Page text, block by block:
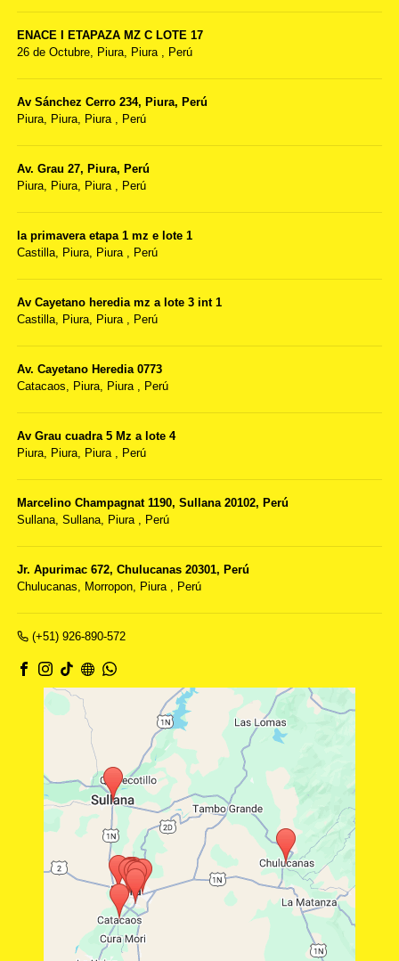
ENACE I ETAPAZA MZ C LOTE 17
26 de Octubre, Piura, Piura , Perú
Av Sánchez Cerro 234, Piura, Perú
Piura, Piura, Piura , Perú
Av. Grau 27, Piura, Perú
Piura, Piura, Piura , Perú
la primavera etapa 1 mz e lote 1
Castilla, Piura, Piura , Perú
Av Cayetano heredia mz a lote 3 int 1
Castilla, Piura, Piura , Perú
Av. Cayetano Heredia 0773
Catacaos, Piura, Piura , Perú
Av Grau cuadra 5 Mz a lote 4
Piura, Piura, Piura , Perú
Marcelino Champagnat 1190, Sullana 20102, Perú
Sullana, Sullana, Piura , Perú
Jr. Apurimac 672, Chulucanas 20301, Perú
Chulucanas, Morropon, Piura , Perú
(+51) 926-890-572